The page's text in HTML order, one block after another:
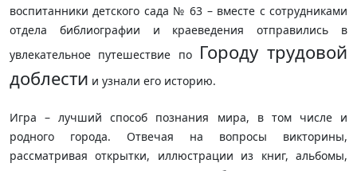
воспитанники детского сада № 63 – вместе с сотрудниками
отдела библиографии и краеведения отправились в
увлекательное путешествие по Городу трудовой
доблести и узнали его историю.
Игра – лучший способ познания мира, в том числе и
родного города. Отвечая на вопросы викторины,
рассматривая открытки, иллюстрации из книг, альбомы,